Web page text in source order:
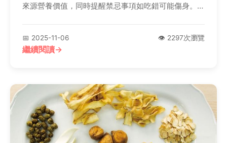
來源營養價值，同時提醒禁忌事項如吃錯可能傷身。提
的優點與注意要點！
📅 2025-11-06 👁️ 2297次瀏覽
繼續閱讀